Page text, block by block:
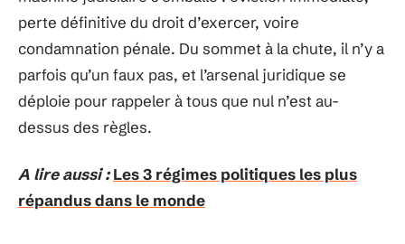
perte définitive du droit d’exercer, voire
condamnation pénale. Du sommet à la chute, il n’y a
parfois qu’un faux pas, et l’arsenal juridique se
déploie pour rappeler à tous que nul n’est au-
dessus des règles.
A lire aussi : Les 3 régimes politiques les plus
répandus dans le monde